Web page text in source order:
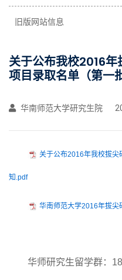
旧版网站信息
关于公布我校2016
项目录取名单（第一
华南师范大学研究生院
关于公布2016年我校拔尖
知.pdf
华南师范大学2016年拔尖
华师研究生留学群：